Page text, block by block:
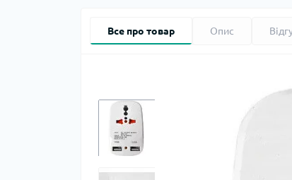
Все про товар Опис